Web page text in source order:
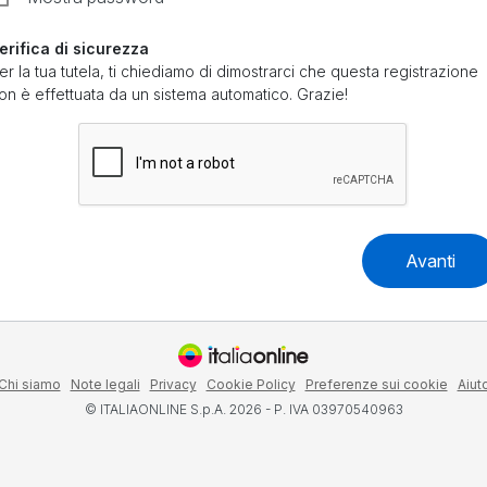
di sicurezza
la tua tutela, ti chiediamo di dimostrarci che questa registrazione
è effettuata da un sistema automatico. Grazie!
Avanti
Chi siamo Note legali Privacy Cookie Policy Preferenze sui cookie
© ITALIAONLINE S.p.A. 2026 - P. IVA 03970540963